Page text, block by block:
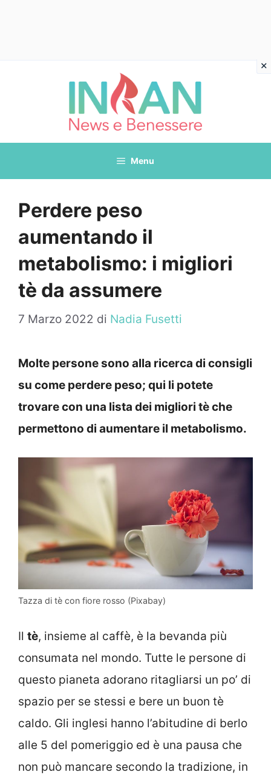
Menu
Perdere peso
aumentando il
metabolismo: i migliori
tè da assumere
7 Marzo 2022 di Nadia Fusetti
Molte persone sono alla ricerca di consigli
su come perdere peso; qui li potete
trovare con una lista dei migliori tè che
permettono di aumentare il metabolismo.
Tazza di tè con fiore rosso (Pixabay)
Il tè, insieme al caffè, è la bevanda più
consumata nel mondo. Tutte le persone di
questo pianeta adorano ritagliarsi un po’ di
spazio per se stessi e bere un buon tè
caldo. Gli inglesi hanno l’abitudine di berlo
alle 5 del pomeriggio ed è una pausa che
non può mancare secondo la tradizione, in